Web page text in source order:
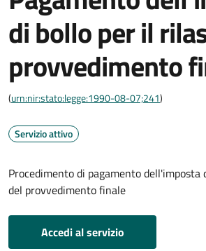
di bollo per il
provvedimento
(urn:nir:stato:legge:1990-08-07;241)
Servizio attivo
Procedimento di pagamento dell'imposta
del provvedimento finale
Accedi al servizio